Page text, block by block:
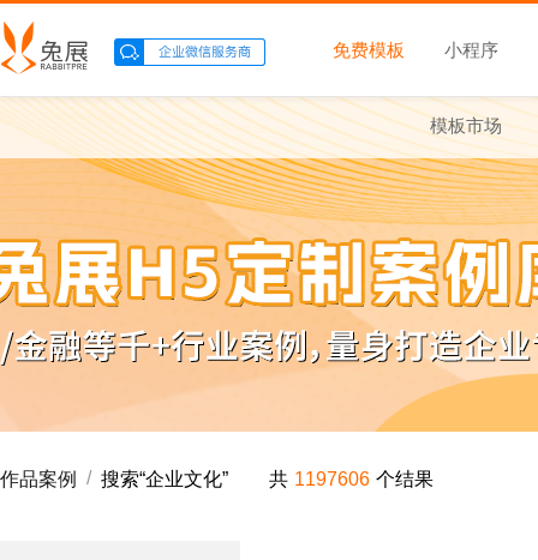
免费模板 小程序
模板市场
作品案例 / 搜索“企业文化” 共 1197606 个结果